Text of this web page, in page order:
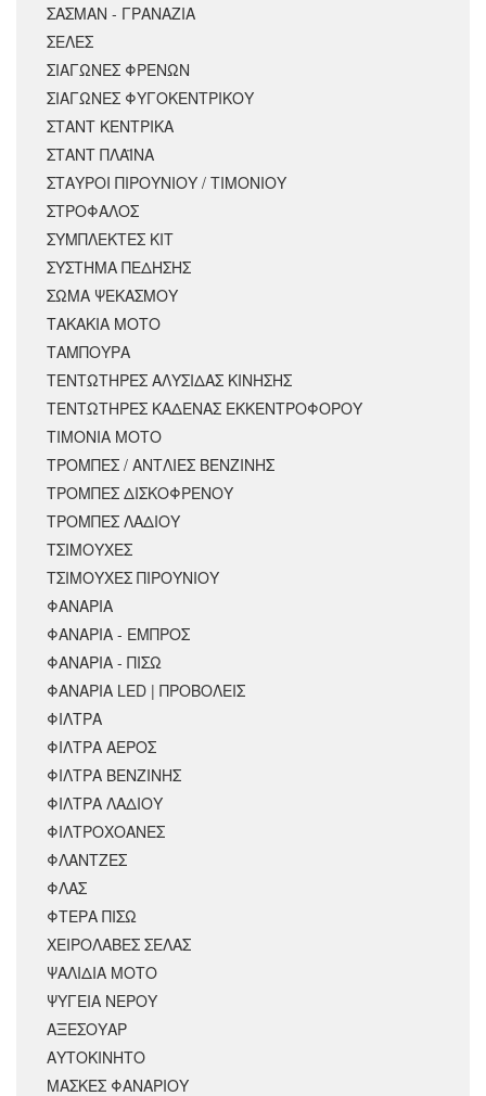
ΣΑΣΜΑΝ - ΓΡΑΝΑΖΙΑ
ΣΕΛΕΣ
ΣΙΑΓΩΝΕΣ ΦΡΕΝΩΝ
ΣΙΑΓΩΝΕΣ ΦΥΓΟΚΕΝΤΡΙΚΟΥ
ΣΤΑΝΤ ΚΕΝΤΡΙΚΑ
ΣΤΑΝΤ ΠΛΑΪΝΑ
ΣΤΑΥΡΟΙ ΠΙΡΟΥΝΙΟΥ / ΤΙΜΟΝΙΟΥ
ΣΤΡΟΦΑΛΟΣ
ΣΥΜΠΛΕΚΤΕΣ ΚΙΤ
ΣΥΣΤΗΜΑ ΠΕΔΗΣΗΣ
ΣΩΜΑ ΨΕΚΑΣΜΟΥ
ΤΑΚΑΚΙΑ ΜΟΤΟ
ΤΑΜΠΟΥΡΑ
ΤΕΝΤΩΤΗΡΕΣ ΑΛΥΣΙΔΑΣ ΚΙΝΗΣΗΣ
ΤΕΝΤΩΤΗΡΕΣ ΚΑΔΕΝΑΣ ΕΚΚΕΝΤΡΟΦΟΡΟΥ
ΤΙΜΟΝΙΑ ΜΟΤΟ
ΤΡΟΜΠΕΣ / ΑΝΤΛΙΕΣ ΒΕΝΖΙΝΗΣ
ΤΡΟΜΠΕΣ ΔΙΣΚΟΦΡΕΝΟΥ
ΤΡΟΜΠΕΣ ΛΑΔΙΟΥ
ΤΣΙΜΟΥΧΕΣ
ΤΣΙΜΟΥΧΕΣ ΠΙΡΟΥΝΙΟΥ
ΦΑΝΑΡΙΑ
ΦΑΝΑΡΙΑ - ΕΜΠΡΟΣ
ΦΑΝΑΡΙΑ - ΠΙΣΩ
ΦΑΝΑΡΙΑ LED | ΠΡΟΒΟΛΕΙΣ
ΦΙΛΤΡΑ
ΦΙΛΤΡΑ ΑΕΡΟΣ
ΦΙΛΤΡΑ ΒΕΝΖΙΝΗΣ
ΦΙΛΤΡΑ ΛΑΔΙΟΥ
ΦΙΛΤΡΟΧΟΑΝΕΣ
ΦΛΑΝΤΖΕΣ
ΦΛΑΣ
ΦΤΕΡΑ ΠΙΣΩ
ΧΕΙΡΟΛΑΒΕΣ ΣΕΛΑΣ
ΨΑΛΙΔΙΑ ΜΟΤΟ
ΨΥΓΕΙΑ ΝΕΡΟΥ
ΑΞΕΣΟΥΆΡ
ΑΥΤΟΚΙΝΗΤΟ
ΜΑΣΚΕΣ ΦΑΝΑΡΙΟΥ